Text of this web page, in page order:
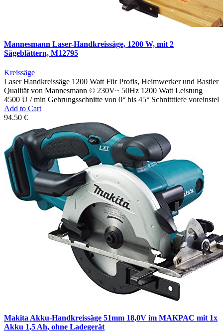
Mannesmann Laser-Handkreissäge, 1200 W, mit 2
Sägeblättern, M12795
Kreissäge
Laser Handkreissäge 1200 Watt Für Profis, Heimwerker und Bastler
Qualität von Mannesmann © 230V~ 50Hz 1200 Watt Leistung
4500 U / min Gehrungsschnitte von 0° bis 45° Schnitttiefe voreinstel
Add to Cart
94.50 €
Makita Akku-Handkreissäge 51mm 18,0V im MAKPAC mit 1x
Akku 1,5 Ah, ohne Ladegerät